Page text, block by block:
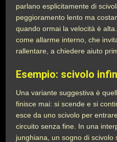
parlano esplicitamente di
peggioramento lento ma
quando ormai la velocità è
come allarme interno, che
rallentare, a chiedere aiuto
Esempio: scivolo
Una variante suggestiva è
finisce mai: si scende e si
esce da uno scivolo per
circuito senza fine. In una
junghiana, un sogno di